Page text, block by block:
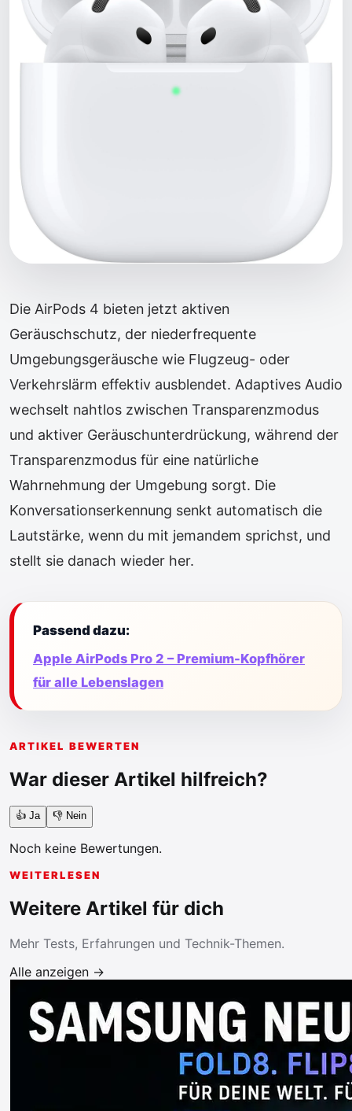
Die AirPods 4 bieten jetzt aktiven
Geräuschschutz, der niederfrequente
Umgebungsgeräusche wie Flugzeug- oder
Verkehrs­lärm effektiv ausblendet. Adaptives Audio
wechselt nahtlos zwischen Transparenzmodus
und aktiver Geräuschunterdrückung, während der
Transparenzmodus für eine natürliche
Wahrnehmung der Umgebung sorgt. Die
Konversations­erkennung senkt automatisch die
Lautstärke, wenn du mit jemandem sprichst, und
stellt sie danach wieder her.
Passend dazu:
Apple AirPods Pro 2 – Premium-Kopfhörer
für alle Lebenslagen
ARTIKEL BEWERTEN
War dieser Artikel hilfreich?
👍 Ja 👎 Nein
Noch keine Bewertungen.
WEITERLESEN
Weitere Artikel für dich
Mehr Tests, Erfahrungen und Technik-Themen.
Alle anzeigen →